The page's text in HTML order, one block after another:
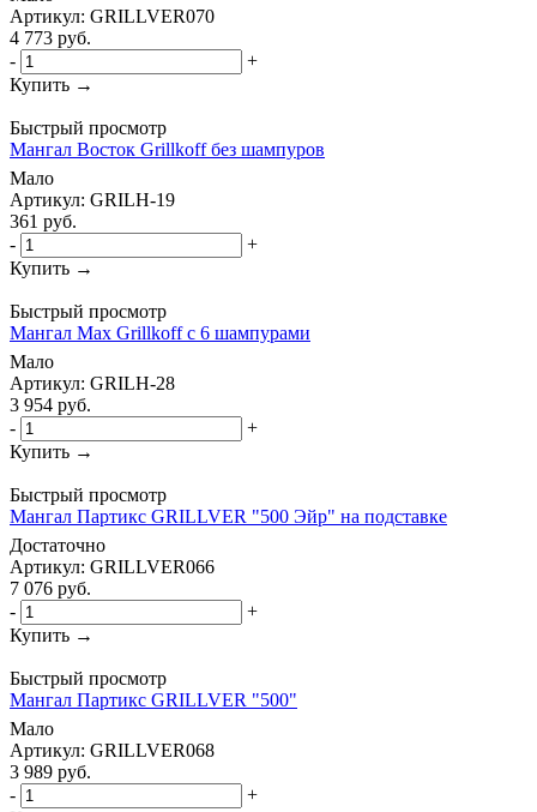
Артикул: GRILLVER070
4 773 руб.
-
+
Купить →
Быстрый просмотр
Мангал Восток Grillkoff без шампуров
Мало
Артикул: GRILH-19
361 руб.
-
+
Купить →
Быстрый просмотр
Мангал Max Grillkoff с 6 шампурами
Мало
Артикул: GRILH-28
3 954 руб.
-
+
Купить →
Быстрый просмотр
Мангал Партикс GRILLVER "500 Эйр" на подставке
Достаточно
Артикул: GRILLVER066
7 076 руб.
-
+
Купить →
Быстрый просмотр
Мангал Партикс GRILLVER "500"
Мало
Артикул: GRILLVER068
3 989 руб.
-
+